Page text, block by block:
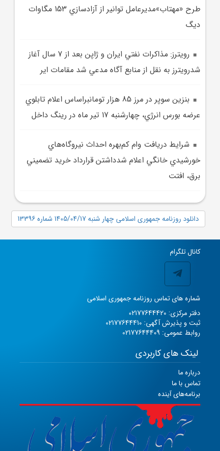
طرح «مهتاب»مديرعامل توانير از آزادسازي 153 مگاوات
ديگ
رويترز: مذاکرات نفتي ايران و ژاپن بعد از 7 سال آغاز
شدرويترز به نقل از منابع آگاه مدعي شد مقامات اير
بنزين سوپر در مرز 85 هزار تومانبراساس اعلام تابلوي
عرضه بورس انرژي، چهارشنبه 17 تير ماه در رينگ داخل
شرايط دريافت وام کم‌بهره احداث نيروگاه‌هاي
خورشيدي خانگي اعلام شدداشتن قرارداد خريد تضميني
برق، افتت
دانلود روزنامه جمهوری اسلامی چهار شنبه 1405/04/17 شماره 13396
کانال تلگرام
شماره های تماس روزنامه جمهوری اسلامی
دفتر مرکزی: 02177644420
ثبت و پذیرش آگهی: 02177644410
روابط عمومی: 02177644409
لینک های کاربردی
درباره ما
تماس با ما
برنامه‌های آینده